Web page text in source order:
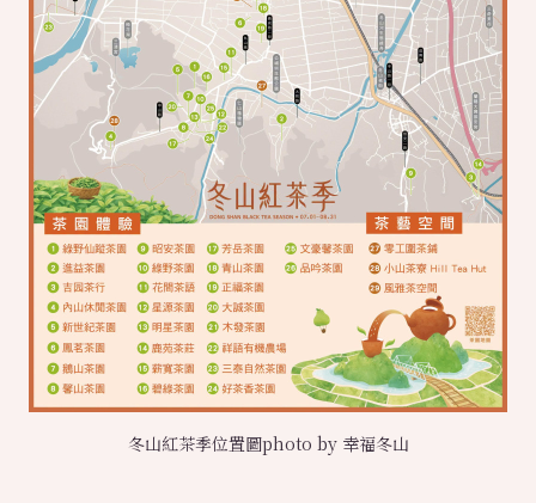
冬山紅茶季位置圖photo by 幸福冬山